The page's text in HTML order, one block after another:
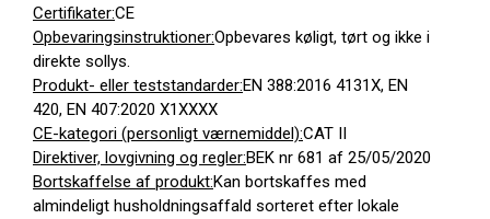
Certifikater:CE
Opbevaringsinstruktioner:Opbevares køligt, tørt og ikke i
direkte sollys.
Produkt- eller teststandarder:EN 388:2016 4131X, EN
420, EN 407:2020 X1XXXX
CE-kategori (personligt værnemiddel):CAT II
Direktiver, lovgivning og regler:BEK nr 681 af 25/05/2020
Bortskaffelse af produkt:Kan bortskaffes med
almindeligt husholdningsaffald sorteret efter lokale